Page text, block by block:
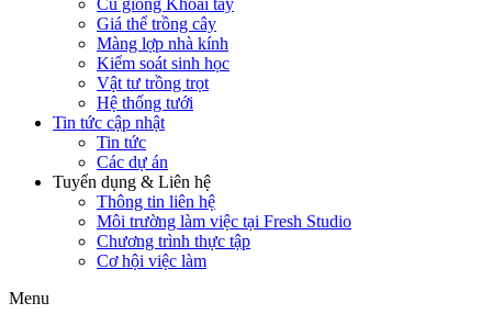
Củ giống Khoai tây
Giá thể trồng cây
Màng lợp nhà kính
Kiểm soát sinh học
Vật tư trồng trọt
Hệ thống tưới
Tin tức cập nhật
Tin tức
Các dự án
Tuyển dụng & Liên hệ
Thông tin liên hệ
Môi trường làm việc tại Fresh Studio
Chương trình thực tập
Cơ hội việc làm
Menu